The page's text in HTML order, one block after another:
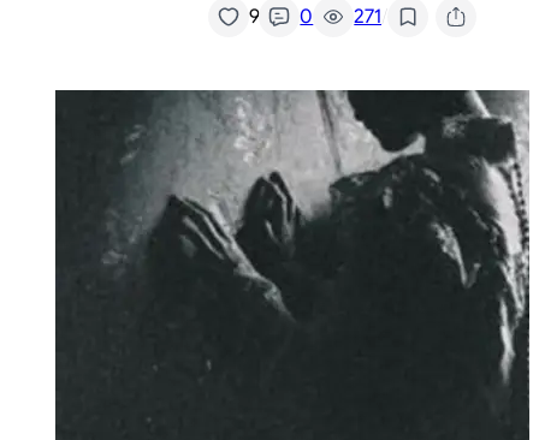
9 0 271/